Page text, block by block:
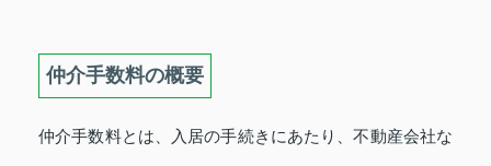
仲介手数料の概要
仲介手数料とは、入居の手続きにあたり、不動産会社な